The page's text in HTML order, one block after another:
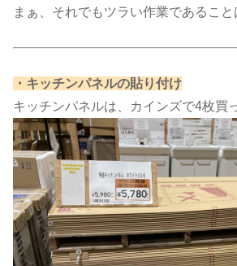
まぁ、それでもツラい作業であること
​・キッチンパネルの貼り付け​
キッチンパネルは、カインズで4枚買